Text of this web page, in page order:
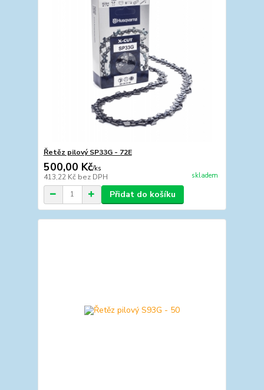
Řetěz pilový SP33G - 72E
500,00 Kč/ks
413,22 Kč bez DPH skladem
Přidat do košíku